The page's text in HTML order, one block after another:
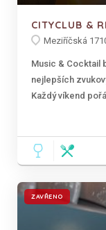
CITYCLUB &
Meziříčská
Music & Cocktail
nejlepších
Každý víkend
ZAVŘENO